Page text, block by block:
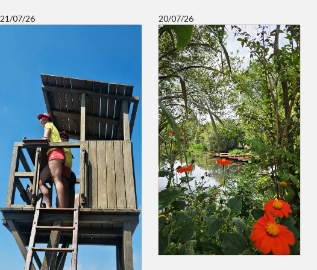
21/07/26 20/07/26